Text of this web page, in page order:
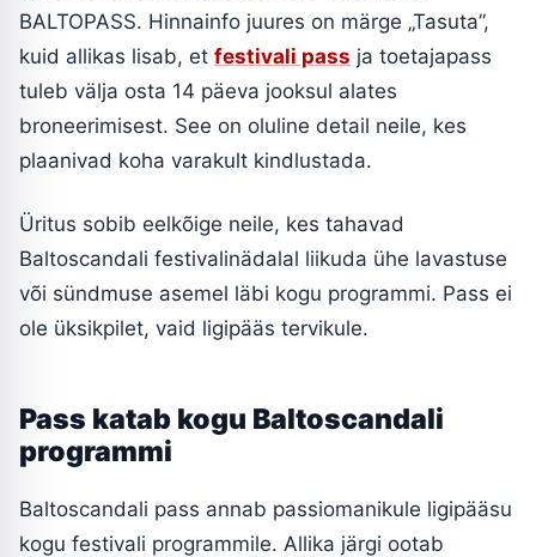
BALTOPASS. Hinnainfo juures on märge „Tasuta”,
kuid allikas lisab, et festivali pass ja toetajapass
tuleb välja osta 14 päeva jooksul alates
broneerimisest. See on oluline detail neile, kes
plaanivad koha varakult kindlustada.
Üritus sobib eelkõige neile, kes tahavad
Baltoscandali festivalinädalal liikuda ühe lavastuse
või sündmuse asemel läbi kogu programmi. Pass ei
ole üksikpilet, vaid ligipääs tervikule.
Pass katab kogu Baltoscandali
programmi
Baltoscandali pass annab passiomanikule ligipääsu
kogu festivali programmile. Allika järgi ootab